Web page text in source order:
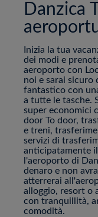
Danzica
Inizia la tua
dei modi e
aeroporto con
noi e sarai sicuro
fantastico con
a tutte le tasche.
super economici
door To door,
e treni,
servizi di
anticipatamente
l'aeroporto di
denaro e non
atterrerai
alloggio, resort o
con tranquillità,
comodità.